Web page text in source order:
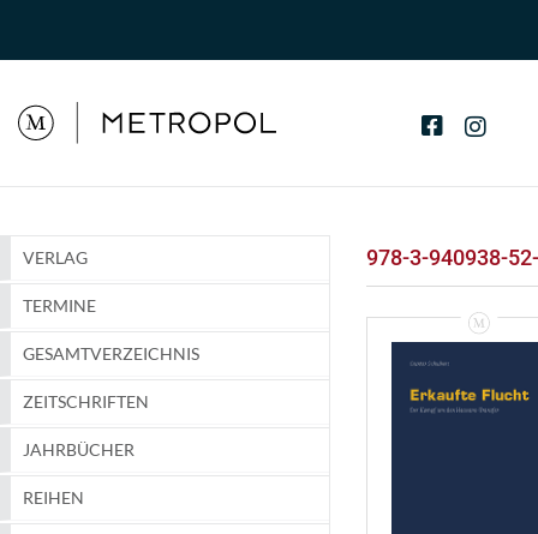
VERLAG
TERMINE
GESAMTVERZEICHNIS
ZEITSCHRIFTEN
JAHRBÜCHER
REIHEN
978-3-940938-